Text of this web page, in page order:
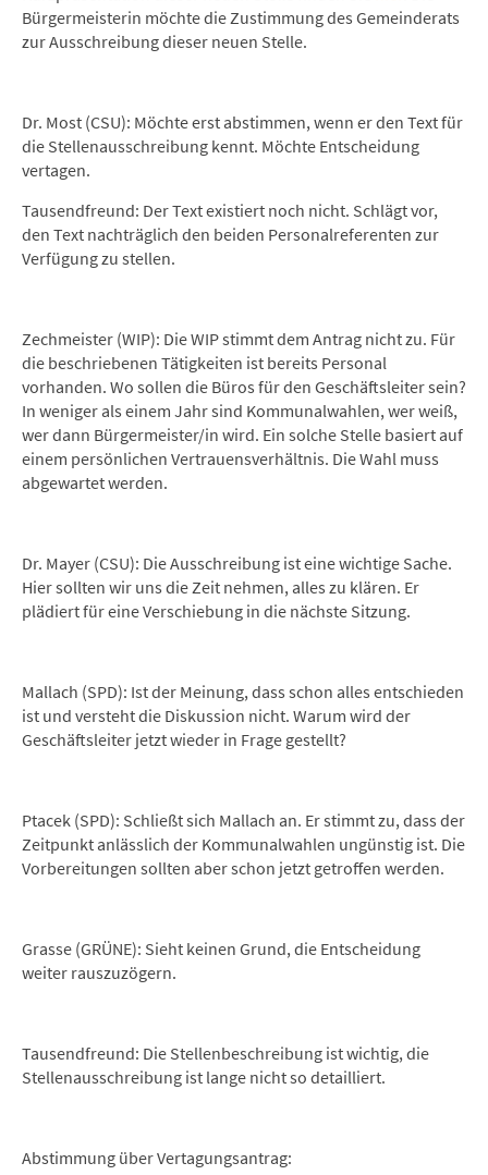
Bürgermeisterin möchte die Zustimmung des Gemeinderats
zur Ausschreibung dieser neuen Stelle.
Dr. Most (CSU): Möchte erst abstimmen, wenn er den Text für
die Stellenausschreibung kennt. Möchte Entscheidung
vertagen.
Tausendfreund: Der Text existiert noch nicht. Schlägt vor,
den Text nachträglich den beiden Personalreferenten zur
Verfügung zu stellen.
Zechmeister (WIP): Die WIP stimmt dem Antrag nicht zu. Für
die beschriebenen Tätigkeiten ist bereits Personal
vorhanden. Wo sollen die Büros für den Geschäftsleiter sein?
In weniger als einem Jahr sind Kommunalwahlen, wer weiß,
wer dann Bürgermeister/in wird. Ein solche Stelle basiert auf
einem persönlichen Vertrauensverhältnis. Die Wahl muss
abgewartet werden.
Dr. Mayer (CSU): Die Ausschreibung ist eine wichtige Sache.
Hier sollten wir uns die Zeit nehmen, alles zu klären. Er
plädiert für eine Verschiebung in die nächste Sitzung.
Mallach (SPD): Ist der Meinung, dass schon alles entschieden
ist und versteht die Diskussion nicht. Warum wird der
Geschäftsleiter jetzt wieder in Frage gestellt?
Ptacek (SPD): Schließt sich Mallach an. Er stimmt zu, dass der
Zeitpunkt anlässlich der Kommunalwahlen ungünstig ist. Die
Vorbereitungen sollten aber schon jetzt getroffen werden.
Grasse (GRÜNE): Sieht keinen Grund, die Entscheidung
weiter rauszuzögern.
Tausendfreund: Die Stellenbeschreibung ist wichtig, die
Stellenausschreibung ist lange nicht so detailliert.
Abstimmung über Vertagungsantrag: